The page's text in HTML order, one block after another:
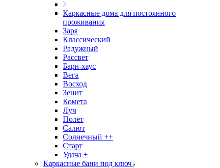
Каркасные дома для постоянного
проживания
Заря
Классический
Радужный
Рассвет
Барн-хаус
Вега
Восход
Зенит
Комета
Луч
Полет
Салют
Солнечный ++
Старт
Удача +
Каркасные бани под ключ